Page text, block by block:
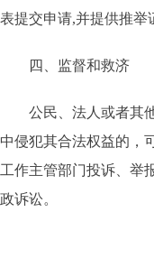
表提交申请,并提供推举
四、监督和救济
公民、法人或者其
中侵犯其合法权益的，
工作主管部门投诉、举
政诉讼。